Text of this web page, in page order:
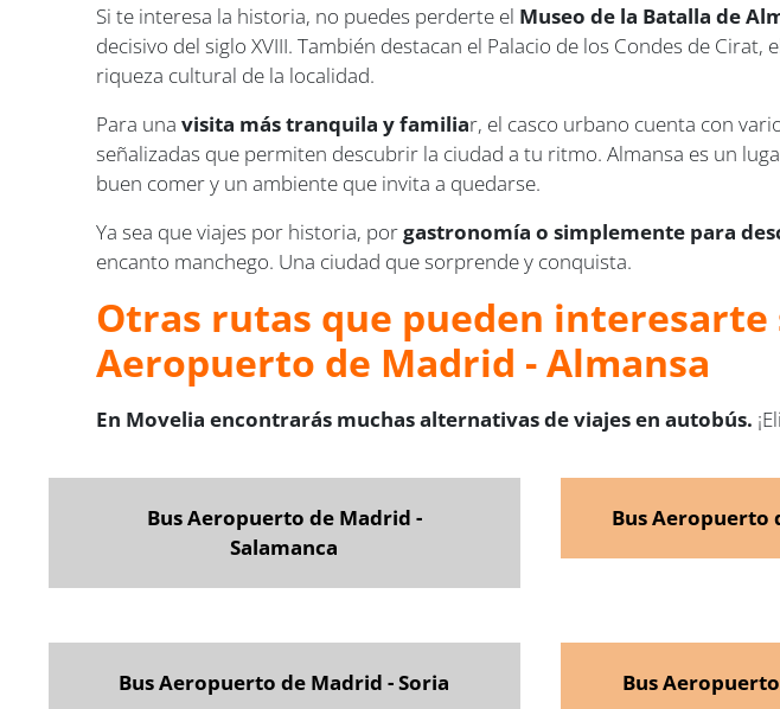
Si te interesa la historia, no puedes perderte el Museo de la Batalla de
decisivo del siglo XVIII. También destacan el Palacio de los Condes de
riqueza cultural de la localidad.
Para unavisita más tranquila y familiar, el casco urbano cuenta con
señalizadas que permiten descubrir la ciudad a tu ritmo. Almansa es un
buen comer y un ambiente que invita a quedarse.
Ya sea que viajes por historia, porgastronomía o simplemente para
encanto manchego. Una ciudad que sorprende y conquista.
Otras rutas que pueden
Aeropuerto de Madrid - Almansa
En Movelia encontrarás muchas alternativas de viajes en autobús.
Bus Aeropuerto de Madrid -
Salamanca
Bus Aeropuerto
Bus Aeropuerto de Madrid - Soria Bus